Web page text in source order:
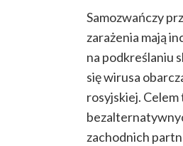
Samozwańczy
zarażenia mają
na podkreślaniu
się wirusa
rosyjskiej. Celem
zachodnich